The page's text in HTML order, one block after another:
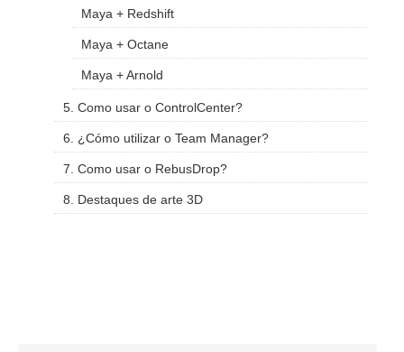
Maya + Redshift
Maya + Octane
Maya + Arnold
5. Como usar o ControlCenter?
6. ¿Cómo utilizar o Team Manager?
7. Como usar o RebusDrop?
8. Destaques de arte 3D